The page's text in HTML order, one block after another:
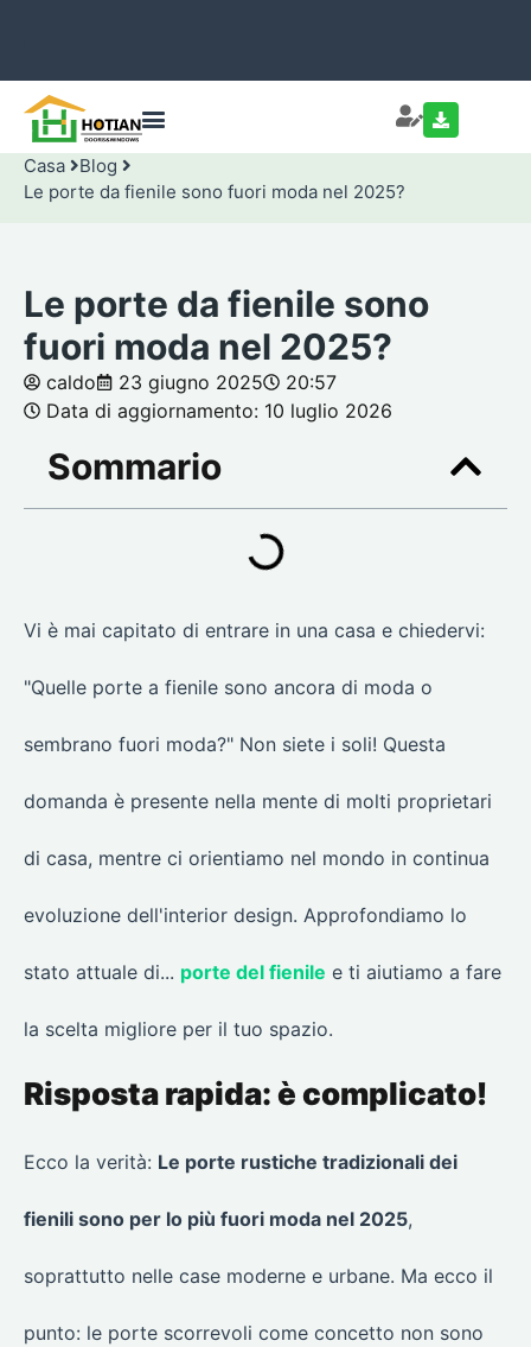
Casa
Blog
Le porte da fienile sono fuori moda nel 2025?
Le porte da fienile sono
fuori moda nel 2025?
caldo 23 giugno 2025
20:57
Data di aggiornamento: 10 luglio 2026
Sommario
Vi è mai capitato di entrare in una casa e chiedervi:
"Quelle porte a fienile sono ancora di moda o
sembrano fuori moda?" Non siete i soli! Questa
domanda è presente nella mente di molti proprietari
di casa, mentre ci orientiamo nel mondo in continua
evoluzione dell'interior design. Approfondiamo lo
stato attuale di... porte del fienile e ti aiutiamo a fare
la scelta migliore per il tuo spazio.
Risposta rapida: è complicato!
Ecco la verità: Le porte rustiche tradizionali dei
fienili sono per lo più fuori moda nel 2025,
soprattutto nelle case moderne e urbane. Ma ecco il
punto: le porte scorrevoli come concetto non sono